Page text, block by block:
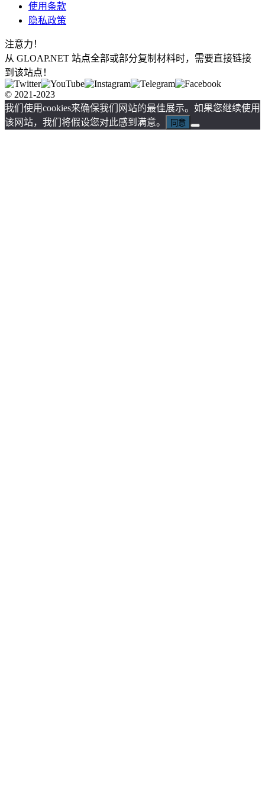
使用条款
隐私政策
注意力！
从 GLOAP.NET 站点全部或部分复制材料时，需要直接链接
到该站点！
© 2021-2023
我们使用cookies来确保我们网站的最佳展示。如果您继续使用
该网站，我们将假设您对此感到满意。
同意